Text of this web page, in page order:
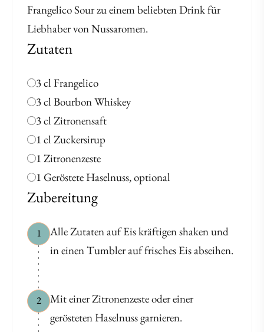
Frangelico Sour zu einem beliebten Drink für
Liebhaber von Nussaromen.
Zutaten
3 cl Frangelico
3 cl Bourbon Whiskey
3 cl Zitronensaft
1 cl Zuckersirup
1 Zitronenzeste
1 Geröstete Haselnuss, optional
Zubereitung
1
Alle Zutaten auf Eis kräftigen shaken und
in einen Tumbler auf frisches Eis abseihen.
2
Mit einer Zitronenzeste oder einer
gerösteten Haselnuss garnieren.